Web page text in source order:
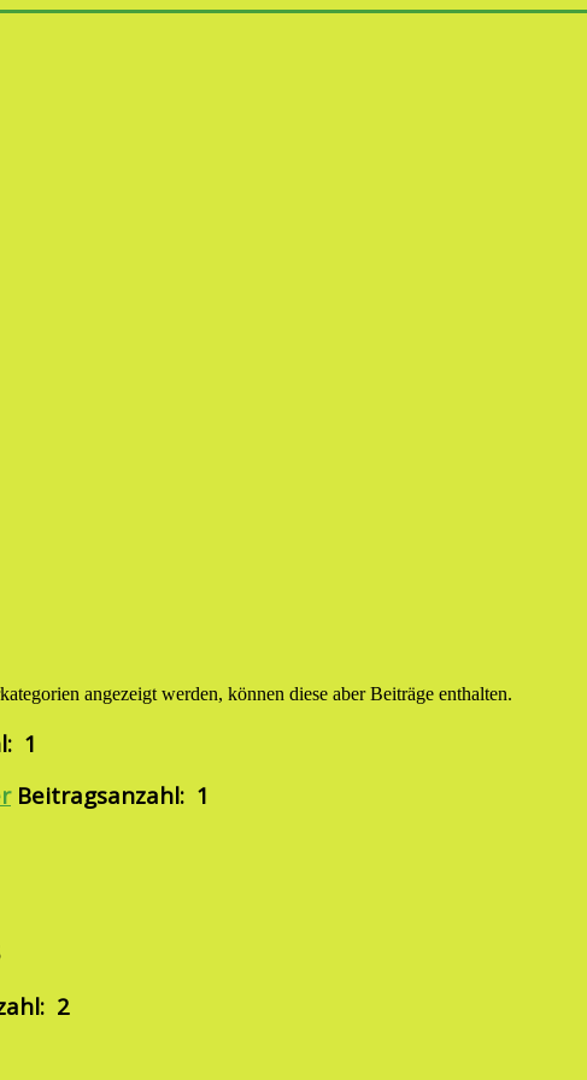
angezeigt werden, können diese aber Beiträge enthalten.
1
Beitragsanzahl: 1
2